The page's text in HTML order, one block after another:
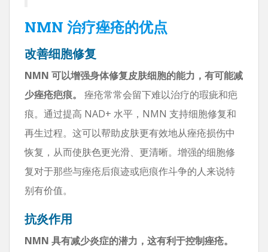
NMN 治疗痤疮的优点
改善细胞修复
NMN 可以增强身体修复皮肤细胞的能力，有可能减
少痤疮疤痕。
痤疮常常会留下难以治疗的瑕疵和疤
痕。通过提高 NAD+ 水平，NMN 支持细胞修复和
再生过程。这可以帮助皮肤更有效地从痤疮损伤中
恢复，从而使肤色更光滑、更清晰。增强的细胞修
复对于那些与痤疮后痕迹或疤痕作斗争的人来说特
别有价值。
抗炎作用
NMN 具有减少炎症的潜力，这有利于控制痤疮。